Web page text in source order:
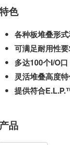
色
各种板堆叠形
可满足耐用性
多达100个I/O口
灵活堆叠高度
提供符合
品